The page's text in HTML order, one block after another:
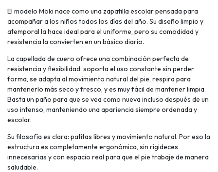
El modelo Möki nace como una zapatilla escolar pensada para
acompañar a los niños todos los días del año. Su diseño limpio y
atemporal la hace ideal para el uniforme, pero su comodidad y
resistencia la convierten en un básico diario.
La capellada de cuero ofrece una combinación perfecta de
resistencia y flexibilidad: soporta el uso constante sin perder
forma, se adapta al movimiento natural del pie, respira para
mantenerlo más seco y fresco, y es muy fácil de mantener limpia.
Basta un paño para que se vea como nueva incluso después de un
uso intenso, manteniendo una apariencia siempre ordenada y
escolar.
Su filosofía es clara: patitas libres y movimiento natural. Por eso la
estructura es completamente ergonómica, sin rigideces
innecesarias y con espacio real para que el pie trabaje de manera
saludable.